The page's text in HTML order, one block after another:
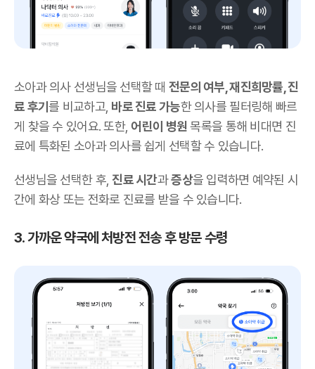
소아과 의사 선생님을 선택할 때전문의 여부, 재진희망률, 진
료 후기를 비교하고, 바로 진료 가능한 의사를 필터링해 빠르
게 찾을 수 있어요. 또한, 어린이 병원목록을 통해 비대면 진
료에 특화된 소아과 의사를 쉽게 선택할 수 있습니다.
선생님을 선택한 후, 진료 시간과증상을 입력하면 예약된 시
간에 화상 또는 전화로 진료를 받을 수 있습니다.
3. 가까운 약국에 처방전 전송 후 방문 수령